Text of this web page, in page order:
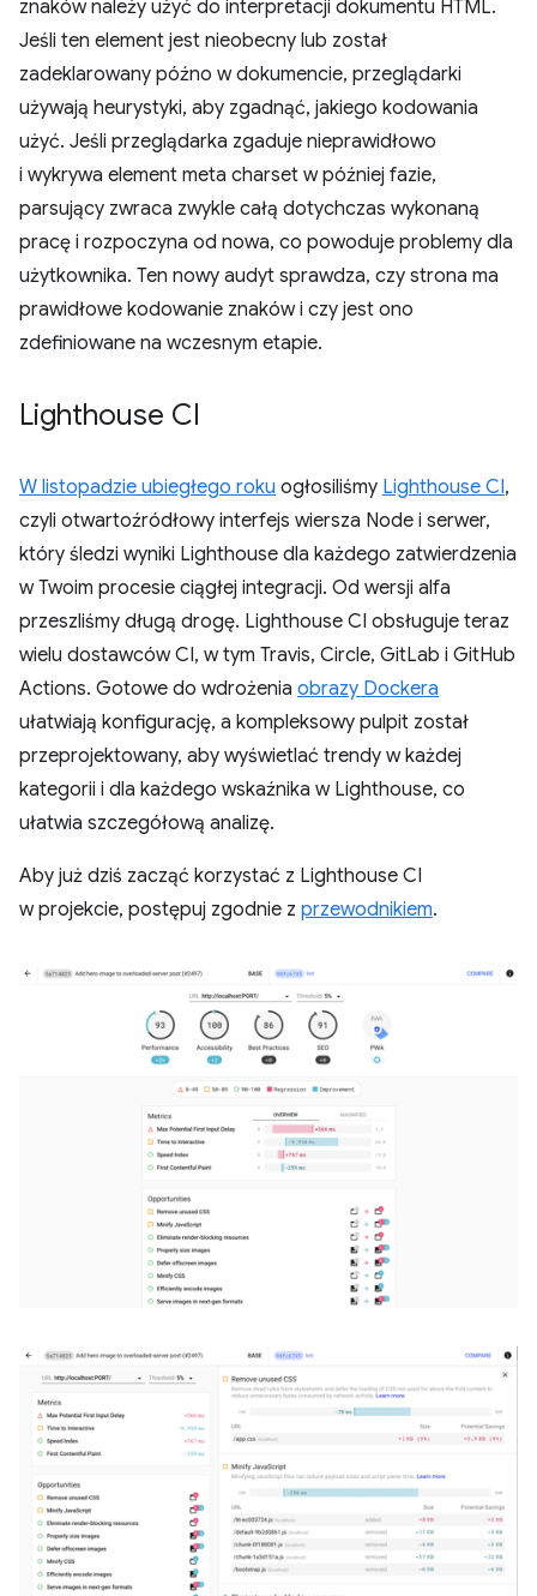
znaków należy użyć do interpretacji dokumentu HTML.
Jeśli ten element jest nieobecny lub został
zadeklarowany późno w dokumencie, przeglądarki
używają heurystyki, aby zgadnąć, jakiego kodowania
użyć. Jeśli przeglądarka zgaduje nieprawidłowo
i wykrywa element meta charset w później fazie,
parsujący zwraca zwykle całą dotychczas wykonaną
pracę i rozpoczyna od nowa, co powoduje problemy dla
użytkownika. Ten nowy audyt sprawdza, czy strona ma
prawidłowe kodowanie znaków i czy jest ono
zdefiniowane na wczesnym etapie.
Lighthouse CI
W listopadzie ubiegłego roku ogłosiliśmy Lighthouse CI,
czyli otwartoźródłowy interfejs wiersza Node i serwer,
który śledzi wyniki Lighthouse dla każdego zatwierdzenia
w Twoim procesie ciągłej integracji. Od wersji alfa
przeszliśmy długą drogę. Lighthouse CI obsługuje teraz
wielu dostawców CI, w tym Travis, Circle, GitLab i GitHub
Actions. Gotowe do wdrożenia obrazy Dockera
ułatwiają konfigurację, a kompleksowy pulpit został
przeprojektowany, aby wyświetlać trendy w każdej
kategorii i dla każdego wskaźnika w Lighthouse, co
ułatwia szczegółową analizę.
Aby już dziś zacząć korzystać z Lighthouse CI
w projekcie, postępuj zgodnie z przewodnikiem.